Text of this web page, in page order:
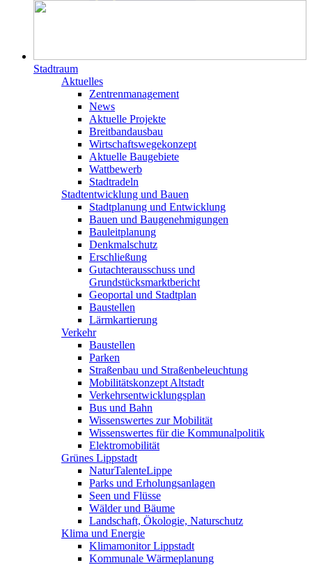
Stadtraum
Aktuelles
Zentrenmanagement
News
Aktuelle Projekte
Breitbandausbau
Wirtschaftswegekonzept
Aktuelle Baugebiete
Wattbewerb
Stadtradeln
Stadtentwicklung und Bauen
Stadtplanung und Entwicklung
Bauen und Baugenehmigungen
Bauleitplanung
Denkmalschutz
Erschließung
Gutachterausschuss und
Grundstücksmarktbericht
Geoportal und Stadtplan
Baustellen
Lärmkartierung
Verkehr
Baustellen
Parken
Straßenbau und Straßenbeleuchtung
Mobilitätskonzept Altstadt
Verkehrsentwicklungsplan
Bus und Bahn
Wissenswertes zur Mobilität
Wissenswertes für die Kommunalpolitik
Elektromobilität
Grünes Lippstadt
NaturTalenteLippe
Parks und Erholungsanlagen
Seen und Flüsse
Wälder und Bäume
Landschaft, Ökologie, Naturschutz
Klima und Energie
Klimamonitor Lippstadt
Kommunale Wärmeplanung